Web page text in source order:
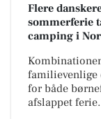
Flere
sommerferie
camping i
familievenlige
for både
afslappet ferie.